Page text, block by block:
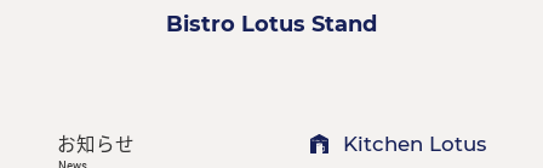
Bistro Lotus Stand
お知らせ Kitchen Lotus